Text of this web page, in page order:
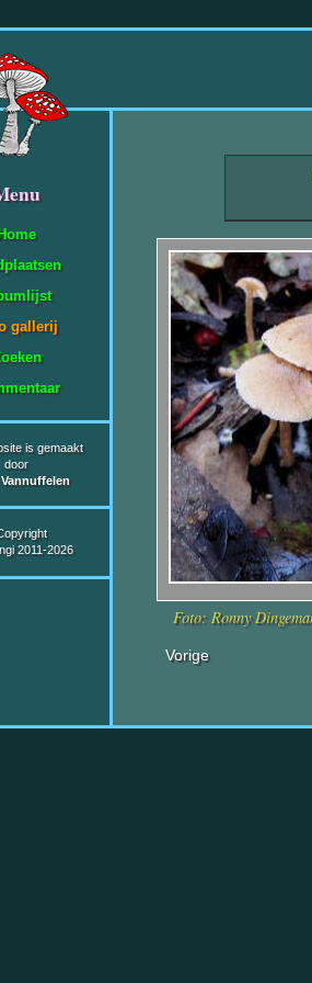
gallerij
is gemaakt
door
2011-2026
Foto: Ronny
Vorige